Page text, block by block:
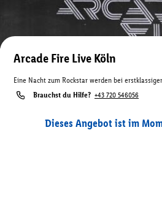
Arcade Fire Live Köln
Eine Nacht zum Rockstar werden bei
Brauchst du Hilfe? +43 720 546056
Dieses Angebot ist im